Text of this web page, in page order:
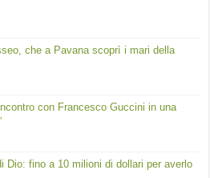
che a Pavana scoprì i mari della
con Francesco Guccini in una
Dio: fino a 10 milioni di dollari per averlo